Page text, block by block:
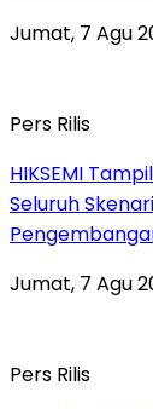
Jumat, 7 Agu
Pers Rilis
HIKSEMI
Seluruh
Jumat, 7 Agu
Pers Rilis